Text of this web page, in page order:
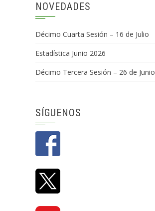
NOVEDADES
Décimo Cuarta Sesión – 16 de Julio
Estadística Junio 2026
Décimo Tercera Sesión – 26 de Junio
SÍGUENOS